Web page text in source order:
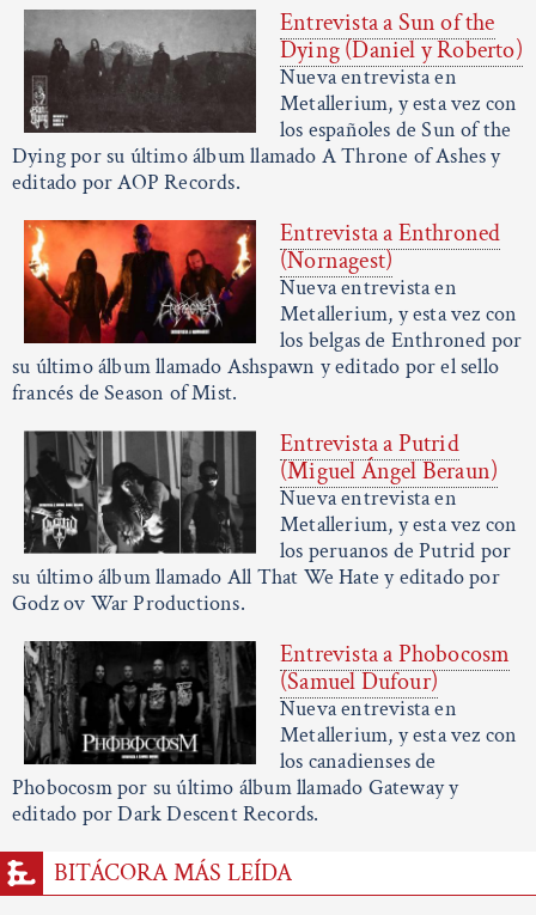
Entrevista a Sun of the
Dying (Daniel y Roberto)
Nueva entrevista en
Metallerium, y esta vez con
los españoles de Sun of the
Dying por su último álbum llamado A Throne of Ashes y
editado por AOP Records.
Entrevista a Enthroned
(Nornagest)
Nueva entrevista en
Metallerium, y esta vez con
los belgas de Enthroned por
su último álbum llamado Ashspawn y editado por el sello
francés de Season of Mist.
Entrevista a Putrid
(Miguel Ángel Beraun)
Nueva entrevista en
Metallerium, y esta vez con
los peruanos de Putrid por
su último álbum llamado All That We Hate y editado por
Godz ov War Productions.
Entrevista a Phobocosm
(Samuel Dufour)
Nueva entrevista en
Metallerium, y esta vez con
los canadienses de
Phobocosm por su último álbum llamado Gateway y
editado por Dark Descent Records.
BITÁCORA MÁS LEÍDA